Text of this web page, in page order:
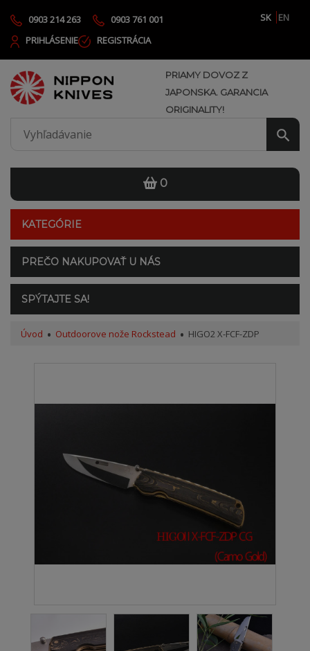
0903 214 263 0903 761 001 SK
EN
PRIHLÁSENIE
REGISTRÁCIA
PRIAMY DOVOZ Z
JAPONSKA. GARANCIA
ORIGINALITY!
0
KATEGÓRIE
PREČO NAKUPOVAŤ U NÁS
SPÝTAJTE SA!
Úvod Outdoorove nože Rockstead HIGO2 X-FCF-ZDP